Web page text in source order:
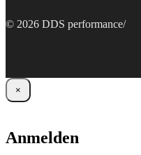
© 2026 DDS performance/
×
Anmelden